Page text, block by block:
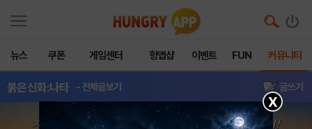
뉴스 쿠폰 게임센터 헝앱샵 이벤트 FUN 커뮤니티
붉은신화:나타 - 전체글보기 글쓰기
X